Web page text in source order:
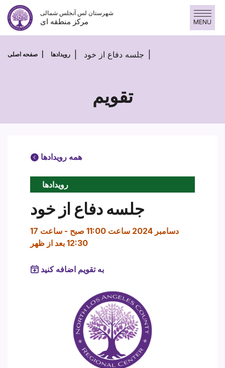
پرش
محتوا
شهرستان لس آنجلس شمالی
مرکز منطقه ای MENU
صفحه اصلی رویدادها جلسه دفاع از خود
تقویم
همه رویدادها
رویدادها
جلسه دفاع از خود
17 دسامبر 2024 ساعت 11:00 صبح - ساعت
12:30 بعد از ظهر
به تقویم اضافه کنید